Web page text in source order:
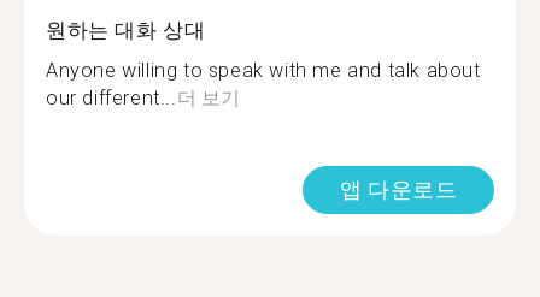
원하는 대화 상대
Anyone willing to speak with me and talk about
our different...더 보기
앱 다운로드